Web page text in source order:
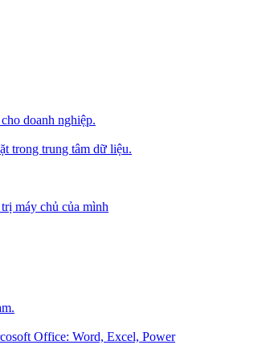
doanh nghiệp.
trong trung tâm dữ liệu.
máy chủ của mình
Office: Word, Excel, Power